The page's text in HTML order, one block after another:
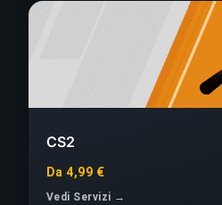
CS2
Da 4,99 €
Vedi Servizi →